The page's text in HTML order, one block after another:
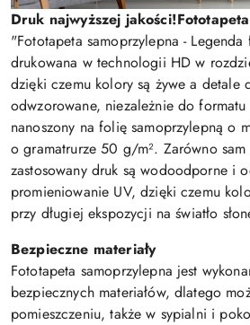
Druk najwyższej jakości!
"Fototapeta samoprzylepna -
drukowana w technologii HD w
dzięki czemu kolory są żywe a detale
odwzorowane, niezależnie do
nanoszony na folię samoprzylepną o
o gramatrurze 50 g/m². Zarówno sam
zastosowany druk są wodoodporne i
promieniowanie UV, dzięki czemu
przy długiej ekspozycji na światło
Bezpieczne materiały
Fototapeta samoprzylepna jest
bezpiecznych materiałów, dlatego
pomieszczeniu, także w sypialni i